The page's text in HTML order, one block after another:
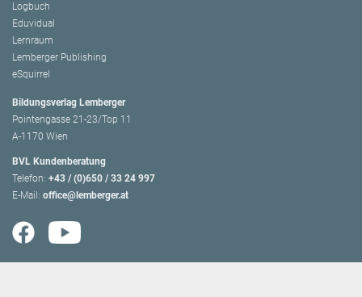
Logbuch
Eduvidual
Lernraum
Lemberger Publishing
eSquirrel
Bildungsverlag Lemberger
Pointengasse 21-23/Top 11
A-1170 Wien
BVL Kundenberatung
Telefon: +43 / (0)650 / 33 24 997
E-Mail: office@lemberger.at